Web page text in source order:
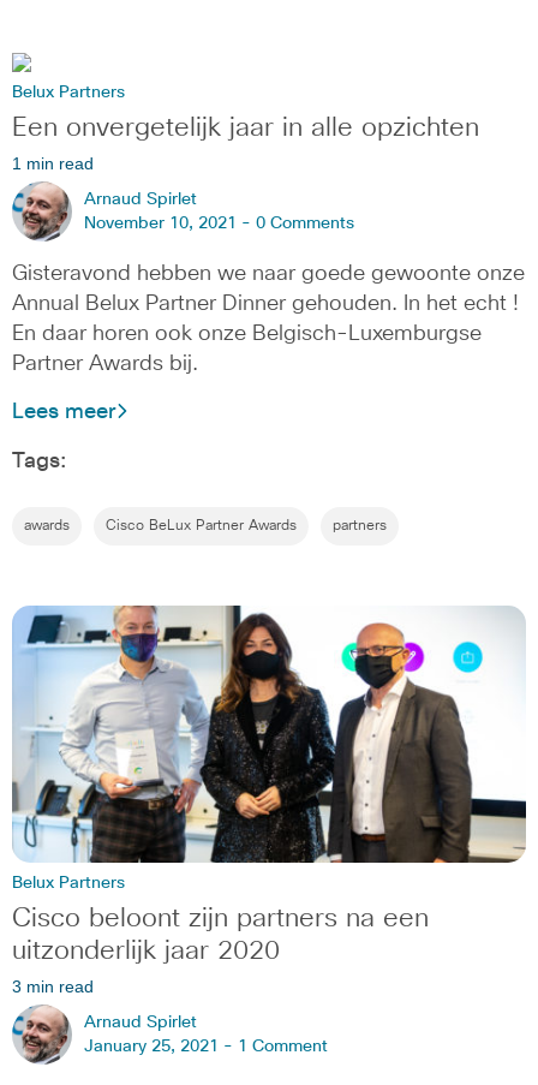
Belux Partners
Een onvergetelijk jaar in alle opzichten
1 min read
Arnaud Spirlet
November 10, 2021 - 0 Comments
Gisteravond hebben we naar goede gewoonte onze
Annual Belux Partner Dinner gehouden. In het echt !
En daar horen ook onze Belgisch-Luxemburgse
Partner Awards bij.
Lees meer
Tags:
awards Cisco BeLux Partner Awards partners
Belux Partners
Cisco beloont zijn partners na een
uitzonderlijk jaar 2020
3 min read
Arnaud Spirlet
January 25, 2021 - 1 Comment